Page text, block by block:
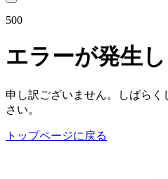
500
エラーが発生
申し訳ございません。しばら
さい。
トップページに戻る